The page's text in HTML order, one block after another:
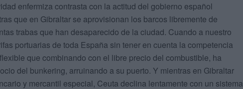
enfermiza contrasta con la actitud del gobierno español
que en Gibraltar se aprovisionan los barcos libremente de
trabas que han desaparecido de la ciudad. Cuando a nuestro
portuarias de toda España sin tener en cuenta la competencia
que combinando con el libre precio del combustible, ha
del bunkering, arruinando a su puerto. Y mientras en Gibraltar
y mercantil especial, Ceuta declina lentamente con un sistema